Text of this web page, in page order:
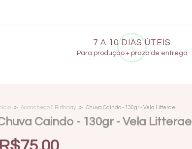
7 A 10 DIAS ÚTEIS
Para produção + prazo de entrega
> Aconchego & Birthday > Chuva Caindo - 130gr - Vela Litterae
Caindo - 130gr - Vela Litterae